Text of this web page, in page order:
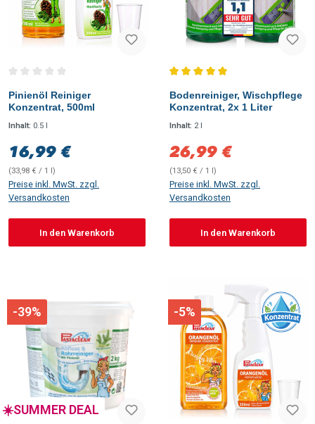
Pinienöl Reiniger
Konzentrat, 500ml
Inhalt: 0.5 l
Regulärer Preis:
16,99 €
(33,98 € / 1 l)
Preise inkl. MwSt. zzgl.
Versandkosten
In den Warenkorb
Bodenreiniger, Wischpflege
Konzentrat, 2x 1 Liter
Inhalt: 2 l
Verkaufspreis:
26,99 €
(13,50 € / 1 l)
Preise inkl. MwSt. zzgl.
Versandkosten
In den Warenkorb
-39%
☀️SUMMER DEAL
-5%